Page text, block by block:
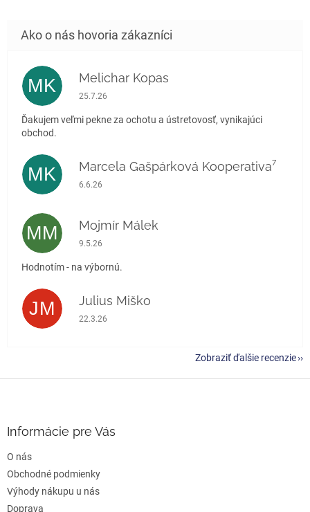
MK Melichar Kopas
Hodnotenie obchodu je 5 z 5 hviezdičiek.
25.7.26
Ďakujem veľmi pekne za ochotu a ústretovosť, vynikajúci
obchod.
MK Marcela Gašpárková Kooperativa⁷
Hodnotenie obchodu je 5 z 5 hviezdičiek.
6.6.26
MM Mojmír Málek
Hodnotenie obchodu je 5 z 5 hviezdičiek.
9.5.26
Hodnotím - na výbornú.
JM Julius Miško
Hodnotenie obchodu je 5 z 5 hviezdičiek.
22.3.26
Zobraziť ďalšie recenzie
e
Informácie pre Vás
O nás
Obchodné podmienky
Výhody nákupu u nás
Doprava